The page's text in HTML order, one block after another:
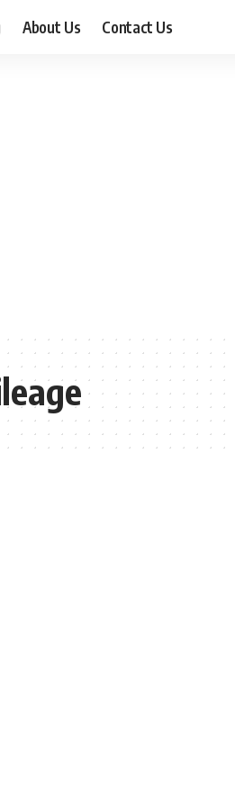
About Us Contact Us